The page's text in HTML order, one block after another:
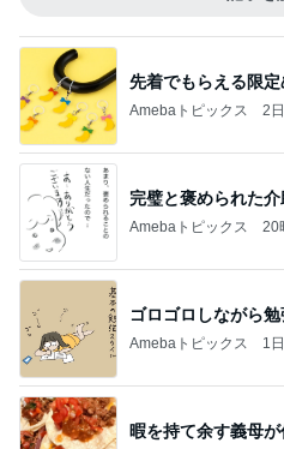
先着でもらえる限
Amebaトピックス 2
完璧と褒められた
Amebaトピックス 20
ゴロゴロしながら
Amebaトピックス 1
暇を持て余す義母